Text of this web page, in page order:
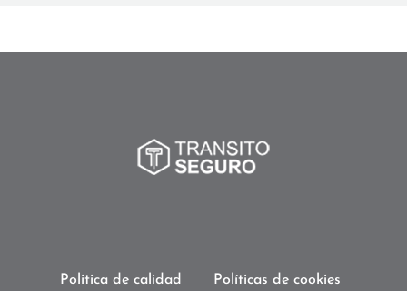
Politica de calidad
Políticas de cookies